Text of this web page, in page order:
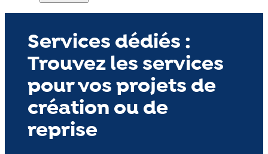
Services dédiés :
Trouvez les services
pour vos projets de
création ou de
reprise